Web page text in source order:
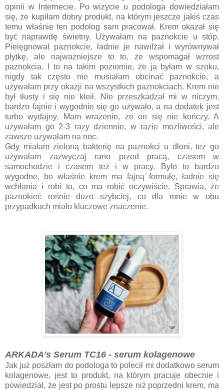
opinii w Internecie. Po wizycie u podologa dowiedziałam
się, że kupiłam dobry produkt, na którym jeszcze jakiś czas
temu właśnie ten podolog sam pracował. Krem okazał się
być naprawdę świetny. Używałam na paznokcie u stóp.
Pielęgnował paznokcie, ładnie je nawilżał i wyrównywał
płytkę, ale najważniejsze to to, że wspomagał wzrost
paznokcia. I to na takim poziomie, że ja byłam w szoku,
nigdy tak często nie musiałam obcinać paznokcie, a
używałam przy okazji na wszystkich paznokciach. Krem nie
był tłusty i się nie kleił. Nie przeszkadzał mi w niczym,
bardzo fajnie i wygodnie się go używało, a na dodatek jest
turbo wydajny. Mam wrażenie, że on się nie kończy. A
używałam go 2-3 razy dziennie, w razie możliwości, ale
zawsze używałam na noc.
Gdy miałam zieloną bakterię na paznokci u dłoni, też go
używałam zazwyczaj rano przed pracą, czasem w
samochodzie i czasem też i w pracy. Było to bardzo
wygodne, bo właśnie krem ma fajną formułę, ładnie się
wchłania i robi to, co ma robić oczywiście. Sprawia, że
paznokieć rośnie dużo szybciej, co dla mnie w obu
przypadkach miało kluczowe znaczenie.
ARKADA's Serum TC16 - serum kolagenowe
Jak już poszłam do podologa to polecił mi dodatkowo serum
kolagenowe, jest to produkt, na którym pracuje obecnie i
powiedział, że jest po prostu lepsze niż poprzedni krem, ma